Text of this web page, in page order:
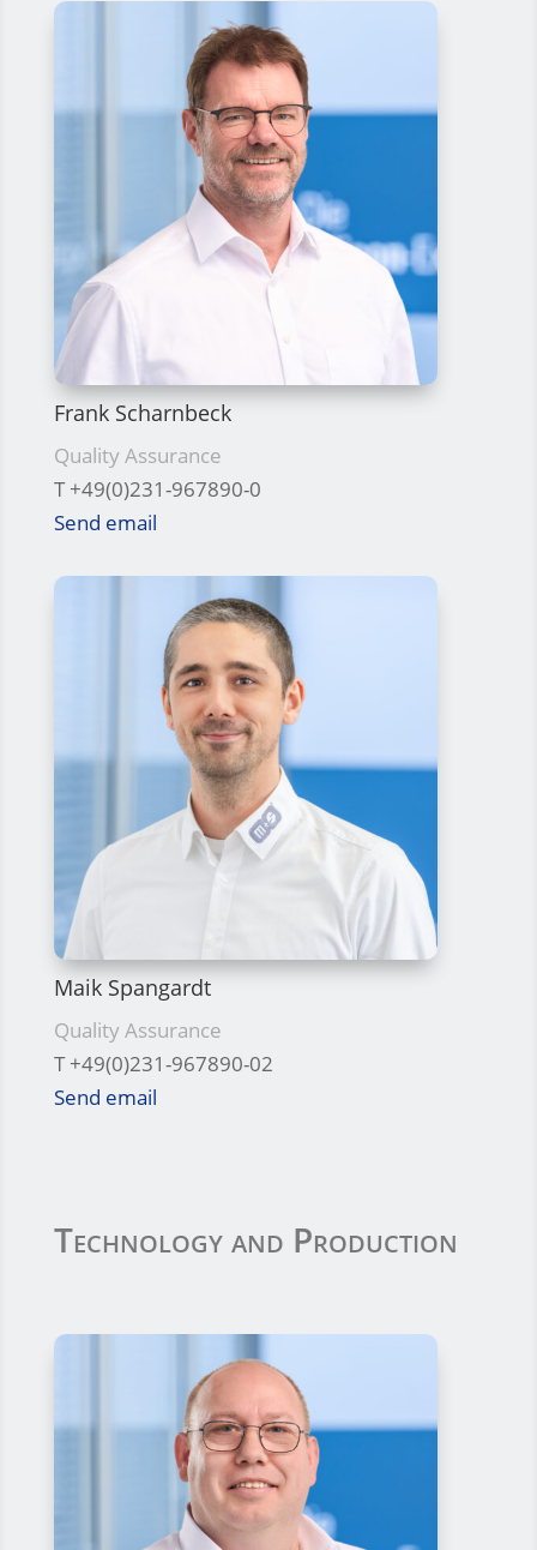
Frank Scharnbeck
Quality Assurance
T +49(0)231-967890-0
Send email
Maik Spangardt
Quality Assurance
T +49(0)231-967890-02
Send email
Technology and Production